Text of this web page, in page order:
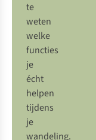
te
weten
welke
functies
je
écht
helpen
tijdens
je
wandeling.